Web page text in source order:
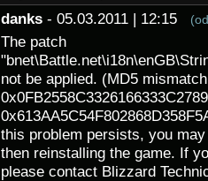
danks - 05.03.2011 | 12:15
The patch
not be applied. (MD5
this problem persists, you
then reinstalling the game. If
please contact Blizzard